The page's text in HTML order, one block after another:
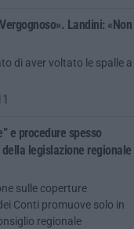
Landini: «Non
di aver voltato le spalle a
e procedure spesso
legislazione regionale
sulle coperture
Conti promuove solo in
regionale